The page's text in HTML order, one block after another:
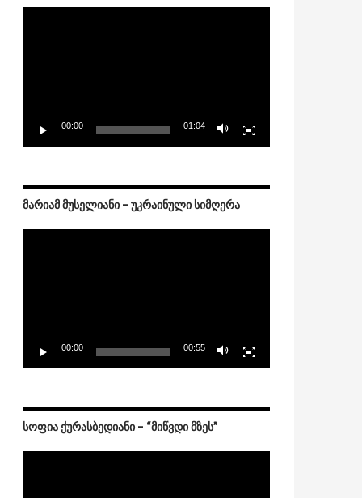
00:00 01:04
ᲛᲐᲠᲘᲐᲛ ᲛᲣᲡᲔᲚᲘᲐᲜᲘ – ᲣᲙᲠᲐᲘᲜᲣᲚᲘ ᲡᲘᲛᲦᲔᲠᲐ
00:00 00:55
ᲡᲝᲤᲘᲐ ᲥᲣᲠᲐᲡᲑᲔᲓᲘᲐᲜᲘ – “ᲛᲘᲬᲕᲓᲘ ᲛᲖᲔᲡ”